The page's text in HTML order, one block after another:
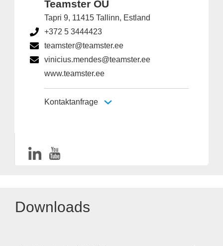
Teamster OÜ
Tapri 9, 11415 Tallinn, Estland
+372 5 3444423
teamster@teamster.ee
vinicius.mendes@teamster.ee
www.teamster.ee
Kontaktanfrage
Downloads